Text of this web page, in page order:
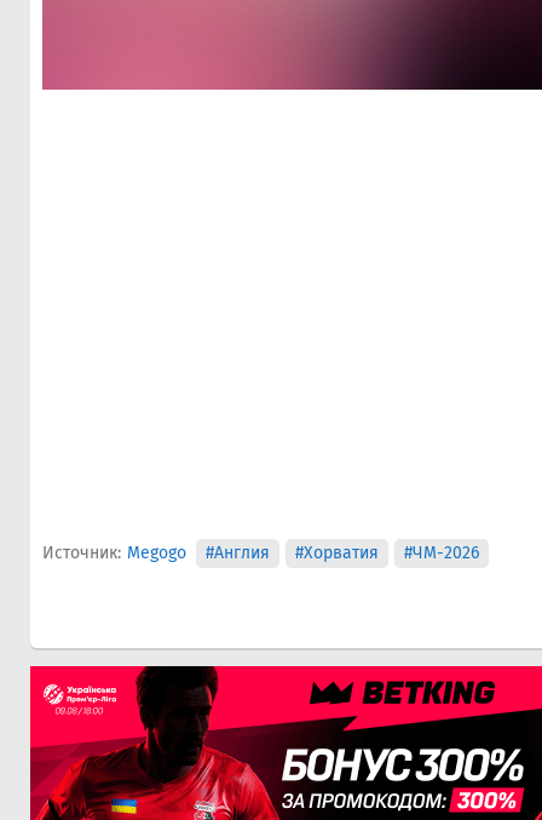
Источник: Megogo #Англия #Хорватия #ЧМ-2026